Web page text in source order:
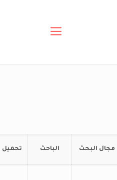
مجال البحث الباحث تحميل